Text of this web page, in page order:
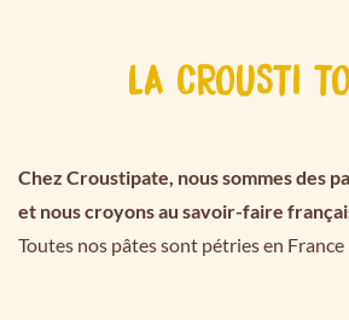
LA CROUSTI
Chez Croustipate, nous sommes des
et nous croyons au savoir-faire
Toutes nos pâtes sont pétries en France